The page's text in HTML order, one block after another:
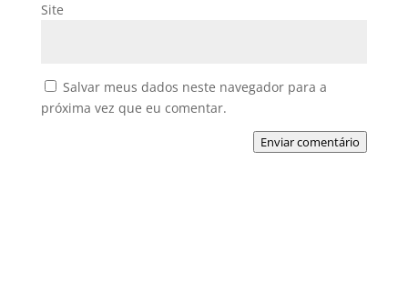
Site
Salvar meus dados neste navegador para a
próxima vez que eu comentar.
Enviar comentário